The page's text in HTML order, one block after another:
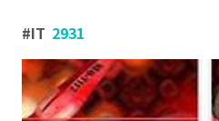
IT 2931